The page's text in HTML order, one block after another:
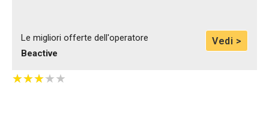
Le migliori offerte dell'operatore
Beactive
Vedi >
★★★★★
★★★★★